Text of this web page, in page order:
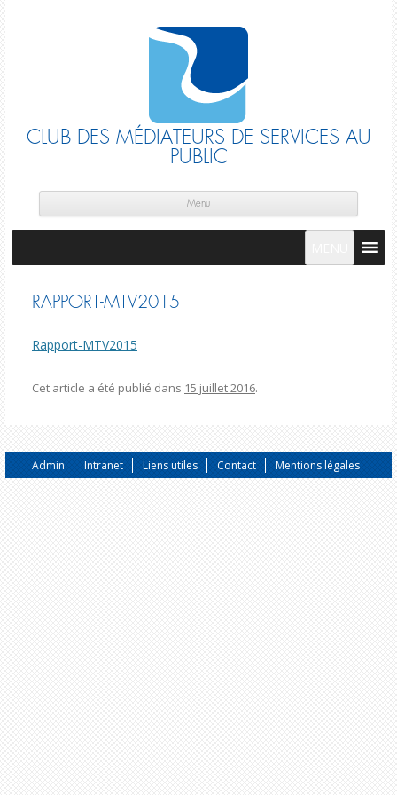
CLUB DES MÉDIATEURS DE SERVICES AU
PUBLIC
Menu
RAPPORT-MTV2015
Rapport-MTV2015
Cet article a été publié dans 15 juillet 2016.
Admin Intranet Liens utiles Contact Mentions légales